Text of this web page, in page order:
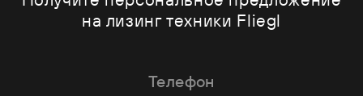
на лизинг техники Fliegl
Телефон